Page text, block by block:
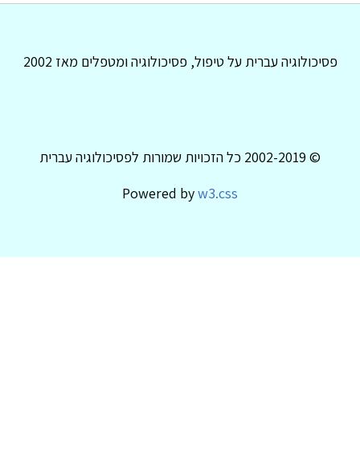
פסיכולוגיה עברית על טיפול, פסיכולוגיה ומטפלים מאז 2002
© 2002-2019 כל הזכויות שמורות לפסיכולוגיה עברית
Powered byw3.css